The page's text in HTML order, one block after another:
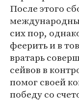
После этого
сих пор,
феерить и в
вратарь
сейвов в
помог своей
победу со